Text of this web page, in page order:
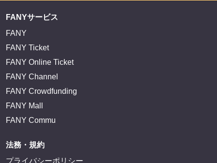
FANYサービス
FANY
FANY Ticket
FANY Online Ticket
FANY Channel
FANY Crowdfunding
FANY Mall
FANY Commu
法務・規約
プライバシーポリシー